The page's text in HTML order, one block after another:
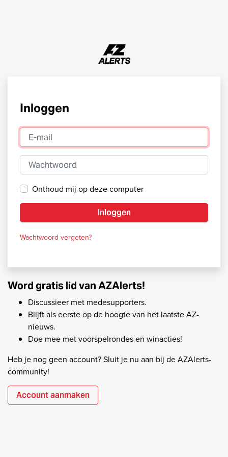
Inloggen
E-mail
Wachtwoord
Onthoud mij op deze computer
Inloggen
Wachtwoord vergeten?
Word gratis lid van AZAlerts!
Discussieer met medesupporters.
Blijft als eerste op de hoogte van het laatste AZ-
nieuws.
Doe mee met voorspelrondes en winacties!
Heb je nog geen account? Sluit je nu aan bij de AZAlerts-
community!
Account aanmaken